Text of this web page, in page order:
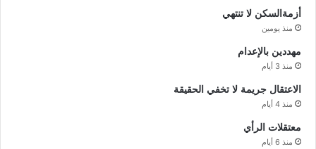
أزمةالسكن لا تنتهي
منذ يومين
مهددين بالإعدام
منذ 3 أيام
الاعتقال جريمة لا تخفي الحقيقة
منذ 4 أيام
معتقلات الرأي
منذ 6 أيام